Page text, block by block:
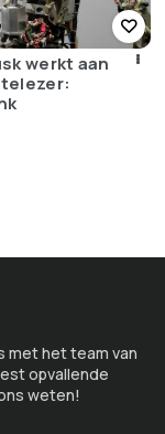
werkt aan
met het team van
opvallende
weten!